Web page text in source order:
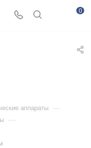
0
аппараты —
—